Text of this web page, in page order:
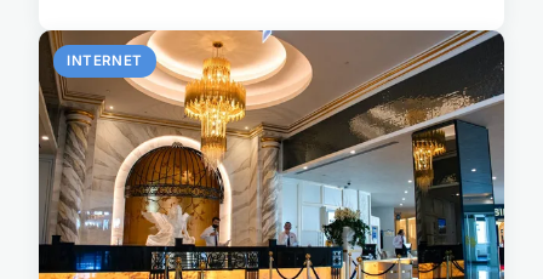
INTERNET